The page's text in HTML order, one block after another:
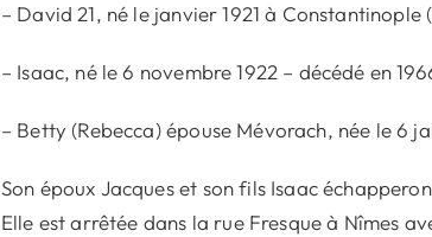
– David 21, né le janvier 1921 à Constantinople
– Isaac, né le 6 novembre 1922 – décédé en
– Betty (Rebecca) épouse Mévorach, née le 6
Son époux Jacques et son fils Isaac
Elle est arrêtée dans la rue Fresque à Nîmes